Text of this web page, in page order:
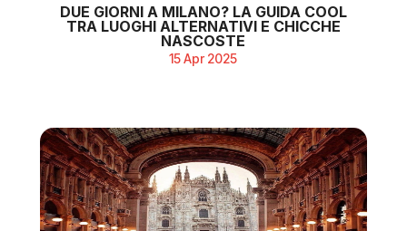
DUE GIORNI A MILANO? LA GUIDA COOL
TRA LUOGHI ALTERNATIVI E CHICCHE
NASCOSTE
15 Apr 2025